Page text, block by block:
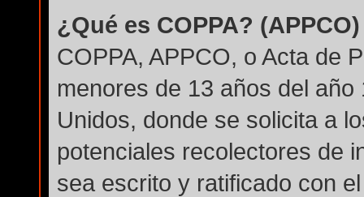
¿Qué es COPPA? (APPCO)
COPPA, APPCO, o Acta de
menores de 13 años del
Unidos, donde se solicita a
potenciales recolectores de
sea escrito y ratificado con